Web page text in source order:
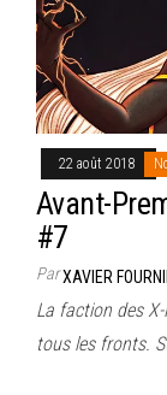
22 août 2018
Avant-
#7
ParXAVIER
La faction des
tous les fronts.